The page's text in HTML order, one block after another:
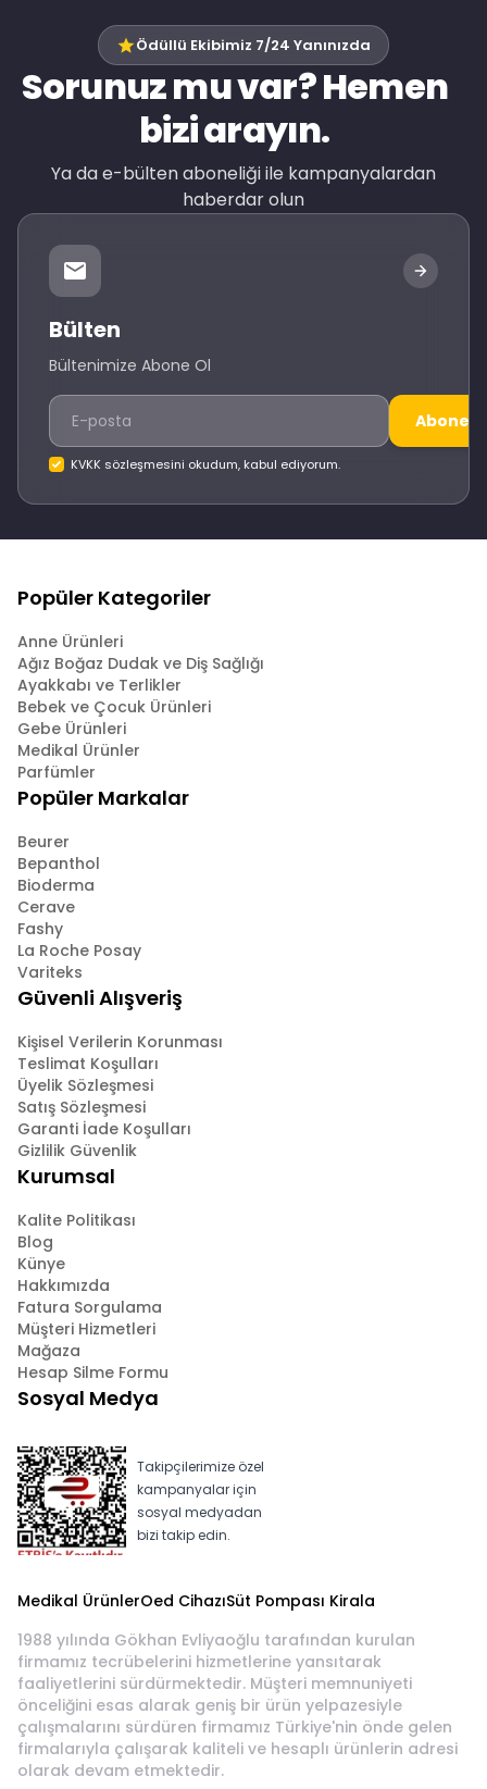
Ödüllü Ekibimiz 7/24 Yanınızda
Sorunuz mu var? Hemen
bizi arayın.
Ya da e-bülten aboneliği ile kampanyalardan
haberdar olun
Bülten
Bültenimize Abone Ol
Abone
KVKK sözleşmesini okudum, kabul ediyorum.
Popüler Kategoriler
Anne Ürünleri
Ağız Boğaz Dudak ve Diş Sağlığı
Ayakkabı ve Terlikler
Bebek ve Çocuk Ürünleri
Gebe Ürünleri
Medikal Ürünler
Parfümler
Popüler Markalar
Beurer
Bepanthol
Bioderma
Cerave
Fashy
La Roche Posay
Variteks
Güvenli Alışveriş
Kişisel Verilerin Korunması
Teslimat Koşulları
Üyelik Sözleşmesi
Satış Sözleşmesi
Garanti İade Koşulları
Gizlilik Güvenlik
Kurumsal
Kalite Politikası
Blog
Künye
Hakkımızda
Fatura Sorgulama
Müşteri Hizmetleri
Mağaza
Hesap Silme Formu
Sosyal Medya
Takipçilerimize özel
kampanyalar için
sosyal medyadan
bizi takip edin.
Medikal ÜrünlerOed CihazıSüt Pompası Kirala
1988 yılında Gökhan Evliyaoğlu tarafından kurulan
firmamız tecrübelerini hizmetlerine yansıtarak
faaliyetlerini sürdürmektedir. Müşteri memnuniyeti
önceliğini esas alarak geniş bir ürün yelpazesiyle
çalışmalarını sürdüren firmamız Türkiye'nin önde gelen
firmalarıyla çalışarak kaliteli ve hesaplı ürünlerin adresi
olarak devam etmektedir.